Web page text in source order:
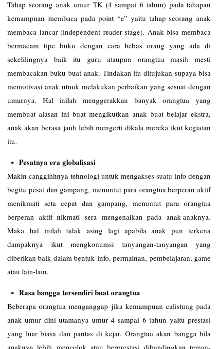
Tahap seorang anak umur TK (4 sampai 6 tahun) pada tahapan
kemampuan membaca pada point “e” yaitu tahap seorang anak
membaca lancar (independent reader stage). Anak bisa membaca
bermacam tipe buku dengan cara bebas orang yang ada di
sekelilingnya baik itu guru ataupun orangtua masih mesti
membacakan buku buat anak. Tindakan itu ditujukan supaya bisa
memotivasi anak utnuk melakukan perbaikan yang sesuai dengan
umurnya. Hal inilah menggerakkan banyak orangtua yang
membuat alasan ini buat mengikutkan anak buat belajar ekstra,
anak akan berasa jauh lebih mengerti dikala mereka ikut kegiatan
itu.
Pesatnya era globalisasi
Makin canggihhnya tehnologi untuk mengakses suatu info dengan
begitu pesat dan gampang, menuntut para orangtua berperan aktif
menikmati seta cepat dan gampang, menuntut para orangtua
berperan aktif nikmati sera mengenalkan pada anak-anaknya.
Maka hal inilah tidak asing lagi apabila anak pun terkena
dampaknya ikut mengkonumsi tanyangan-tanyangan yang
diberikan baik dalam bentuk info, permainan, pembelajaran, game
atau lain-lain.
Rasa bangga tersendiri buat orangtua
Beberapa orangtua menganggap jika kemampuan calistung pada
anak umur dini utamanya umur 4 sampai 6 tahun yaitu prestasi
yang luar biasa dan pantas di kejar. Orangtua akan bangga bila